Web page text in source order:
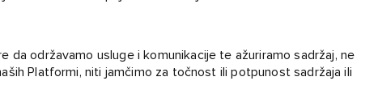
da održavamo usluge i komunikacije te ažuriramo sadržaj, ne
Platformi, niti jamčimo za točnost ili potpunost sadržaja ili